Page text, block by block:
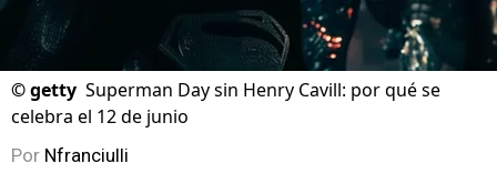
©getty Superman Day sin Henry Cavill: por qué se
celebra el 12 de junio
Por Nfranciulli